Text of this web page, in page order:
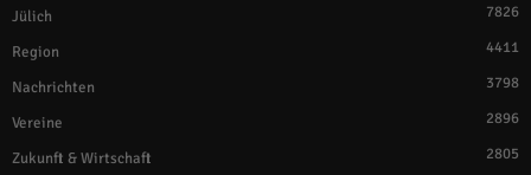
Jülich 7826
Region 4411
Nachrichten 3798
Vereine 2896
Zukunft & Wirtschaft 2805